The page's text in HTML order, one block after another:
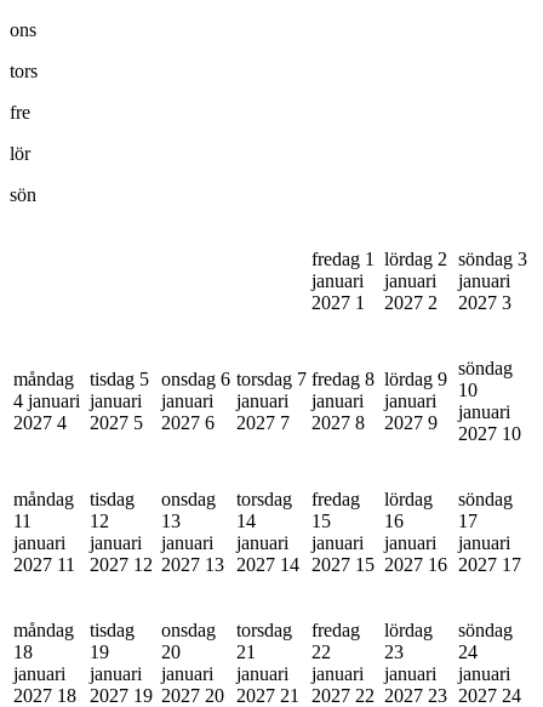
ons
tors
fre
lör
sön
fredag 1
januari
2027 1
lördag 2
januari
2027 2
söndag 3
januari
2027 3
måndag
4 januari
2027 4
tisdag 5
januari
2027 5
onsdag 6
januari
2027 6
torsdag 7
januari
2027 7
fredag 8
januari
2027 8
lördag 9
januari
2027 9
söndag
10
januari
2027 10
måndag
11
januari
2027 11
tisdag
12
januari
2027 12
onsdag
13
januari
2027 13
torsdag
14
januari
2027 14
fredag
15
januari
2027 15
lördag
16
januari
2027 16
söndag
17
januari
2027 17
måndag
18
januari
2027 18
tisdag
19
januari
2027 19
onsdag
20
januari
2027 20
torsdag
21
januari
2027 21
fredag
22
januari
2027 22
lördag
23
januari
2027 23
söndag
24
januari
2027 24